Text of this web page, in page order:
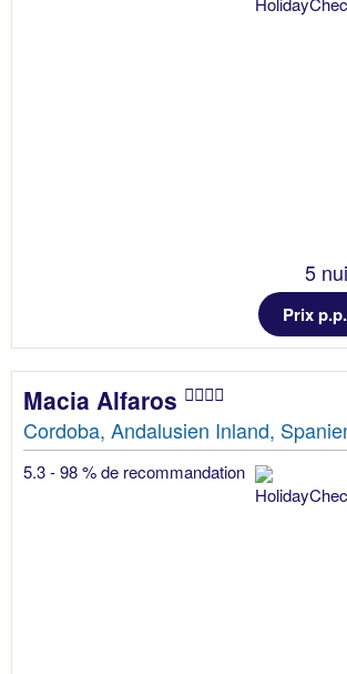
5
Prix
Macia Alfaros
Cordoba, Andalusien Inland,
5.3 - 98 % de recommandation